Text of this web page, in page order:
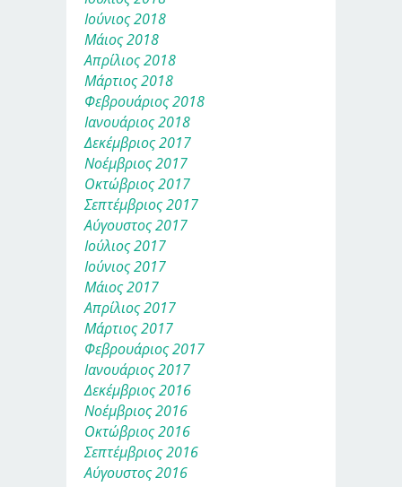
Ιούνιος 2018
Μάιος 2018
Απρίλιος 2018
Μάρτιος 2018
Φεβρουάριος 2018
Ιανουάριος 2018
Δεκέμβριος 2017
Νοέμβριος 2017
Οκτώβριος 2017
Σεπτέμβριος 2017
Αύγουστος 2017
Ιούλιος 2017
Ιούνιος 2017
Μάιος 2017
Απρίλιος 2017
Μάρτιος 2017
Φεβρουάριος 2017
Ιανουάριος 2017
Δεκέμβριος 2016
Νοέμβριος 2016
Οκτώβριος 2016
Σεπτέμβριος 2016
Αύγουστος 2016